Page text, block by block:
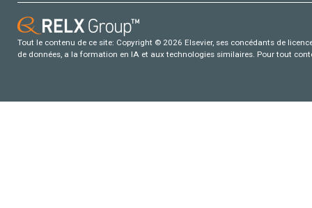
Tout le contenu de ce site: Copyright © 2026 Elsevier, ses concédants de
de données, a la formation en IA et aux technologies similaires. Pour tout